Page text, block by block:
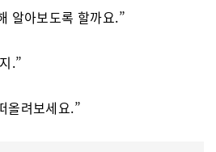
알아보도록 할까요.”
.”
올려보세요.”